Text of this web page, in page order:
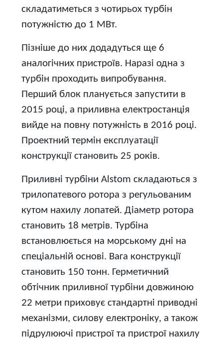
складатиметься з чотирьох турбін
потужністю до 1 МВт.
Пізніше до них додадуться ще 6
аналогічних пристроїв. Наразі одна з
турбін проходить випробування.
Перший блок планується запустити в
2015 році, а приливна електростанція
вийде на повну потужність в 2016 році.
Проектний термін експлуатації
конструкції становить 25 років.
Приливні турбіни Alstom складаються з
трилопатевого ротора з регульованим
кутом нахилу лопатей. Діаметр ротора
становить 18 метрів. Турбіна
встановлюється на морському дні на
спеціальній основі. Вага конструкції
становить 150 тонн. Герметичний
обтічник приливної турбіни довжиною
22 метри приховує стандартні приводні
механізми, силову електроніку, а також
підрулюючі пристрої та пристрої нахилу